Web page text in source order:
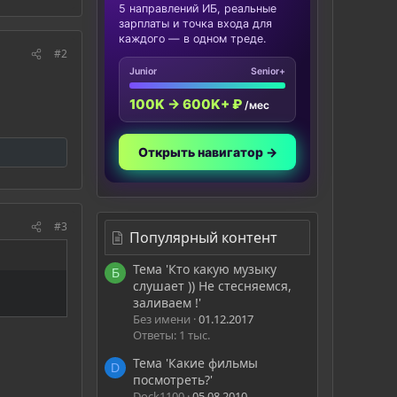
#2
#3
5 направлений ИБ, реальные
зарплаты и точка входа для
каждого — в одном треде.
Junior Senior+
100K → 600K+ ₽ /мес
Открыть навигатор →
Популярный контент
Б
Тема 'Кто какую музыку
слушает )) Не стесняемся,
заливаем !'
Без имени 01.12.2017
Ответы: 1 тыс.
D
Тема 'Какие фильмы
посмотреть?'